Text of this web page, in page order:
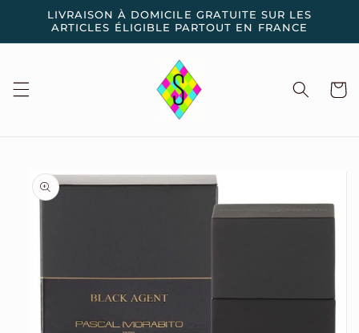
passer
contenu
LIVRAISON À DOMICILE GRATUITE SUR LES
ARTICLES ÉLIGIBLE PARTOUT EN FRANCE
Panier
Passer aux
informations
produits